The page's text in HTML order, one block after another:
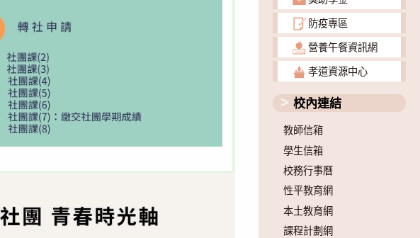
防疫專區
營養午餐資訊網
孝道資源中心
校內連結
教師信箱
學生信箱
校務行事曆
性平教育網
本土教育網
課程計劃網